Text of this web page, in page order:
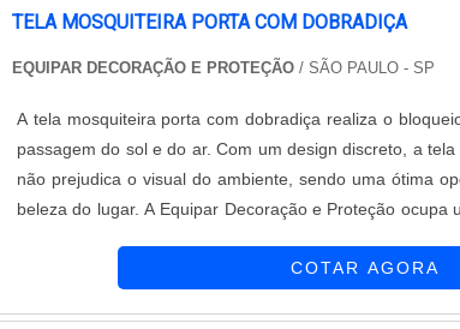
TELA MOSQUITEIRA PORTA COM DOBRADIÇA
EQUIPAR DECORAÇÃO E PROTEÇÃO / SÃO PAULO - SP
A tela mosquiteira porta com dobradiça realiza o
passagem do sol e do ar. Com um design discreto, a
não prejudica o visual do ambiente, sendo uma ótima
beleza do lugar. A Equipar Decoração e Proteção ocupa
COTAR AGORA